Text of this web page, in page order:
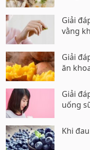
Giải
vằng
Giải
ăn
Giải
uống
Khi